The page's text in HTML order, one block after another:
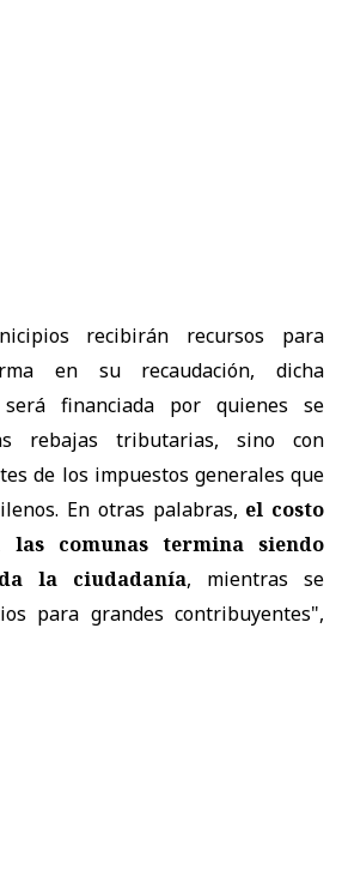
recibirán recursos para
en su recaudación, dicha
será financiada por quienes se
rebajas tributarias, sino con
de los impuestos generales que
En otras palabras, el costo
las comunas termina siendo
la ciudadanía, mientras se
para grandes contribuyentes",